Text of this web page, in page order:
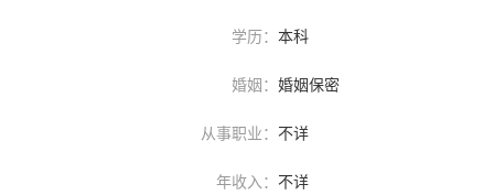
学历： 本科
婚姻： 婚姻保密
从事职业： 不详
年收入： 不详